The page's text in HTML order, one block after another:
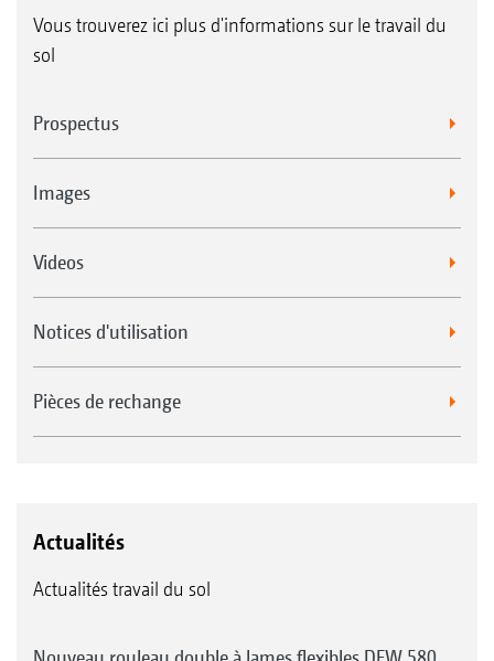
Vous trouverez ici plus d'informations sur le travail du
sol
Prospectus
Images
Videos
Notices d'utilisation
Pièces de rechange
Actualités
Actualités travail du sol